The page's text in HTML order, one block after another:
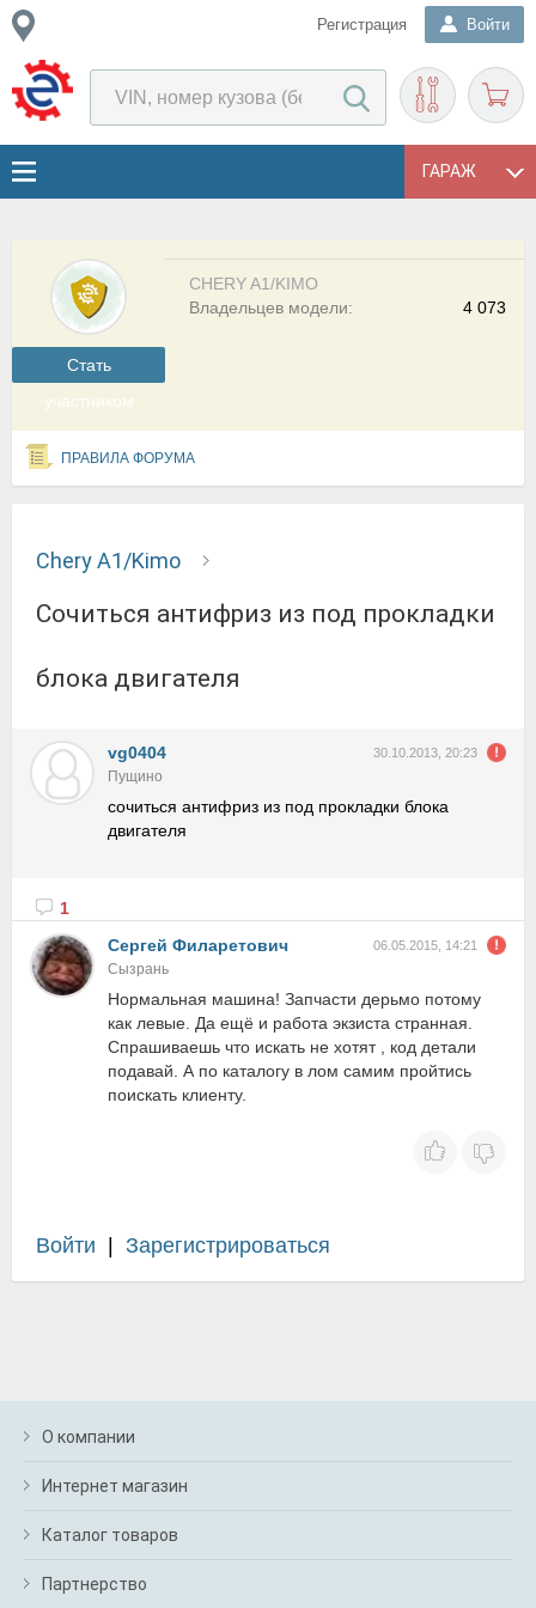
Регистрация Войти
ГАРАЖ
Cтать
участником
CHERY A1/KIMO
4 073
Владельцев модели:
ПРАВИЛА ФОРУМА
Chery A1/Kimo
сочиться антифриз из под прокладки
блока двигателя
vg0404 30.10.2013, 20:23
Пущино
сочиться антифриз из под прокладки блока
двигателя
1
Сергей Филаретович
06.05.2015, 14:21
Сызрань
Нормальная машина! Запчасти дерьмо потому
как левые. Да ещё и работа экзиста странная.
Спрашиваешь что искать не хотят , код детали
подавай. А по каталогу в лом самим пройтись
поискать клиенту.
Войти Зарегистрироваться
О компании
Интернет магазин
Каталог товаров
Партнерство